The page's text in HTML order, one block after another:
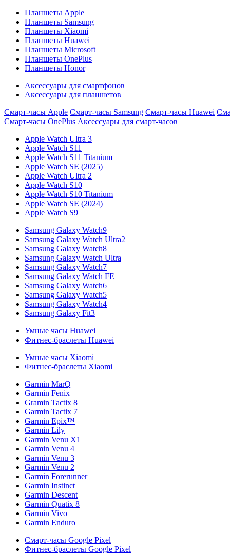
Планшеты Apple
Планшеты Samsung
Планшеты Xiaomi
Планшеты Huawei
Планшеты Microsoft
Планшеты OnePlus
Планшеты Honor
Аксессуары для смартфонов
Аксессуары для планшетов
Смарт-часы Apple Смарт-часы Samsung Смарт-часы Huawei
Смарт-часы OnePlus Аксессуары для смарт-часов
Apple Watch Ultra 3
Apple Watch S11
Apple Watch S11 Titanium
Apple Watch SE (2025)
Apple Watch Ultra 2
Apple Watch S10
Apple Watch S10 Titanium
Apple Watch SE (2024)
Apple Watch S9
Samsung Galaxy Watch9
Samsung Galaxy Watch Ultra2
Samsung Galaxy Watch8
Samsung Galaxy Watch Ultra
Samsung Galaxy Watch7
Samsung Galaxy Watch FE
Samsung Galaxy Watch6
Samsung Galaxy Watch5
Samsung Galaxy Watch4
Samsung Galaxy Fit3
Умные часы Huawei
Фитнес-браслеты Huawei
Умные часы Xiaomi
Фитнес-браслеты Xiaomi
Garmin MarQ
Garmin Fenix
Gramin Tactix 8
Garmin Tactix 7
Garmin Epix™
Garmin Lily
Garmin Venu X1
Garmin Venu 4
Garmin Venu 3
Garmin Venu 2
Garmin Forerunner
Garmin Instinct
Garmin Descent
Garmin Quatix 8
Garmin Vivo
Garmin Enduro
Смарт-часы Google Pixel
Фитнес-браслеты Google Pixel